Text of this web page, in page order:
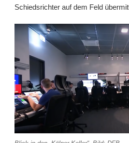
Schiedsrichter auf dem Feld